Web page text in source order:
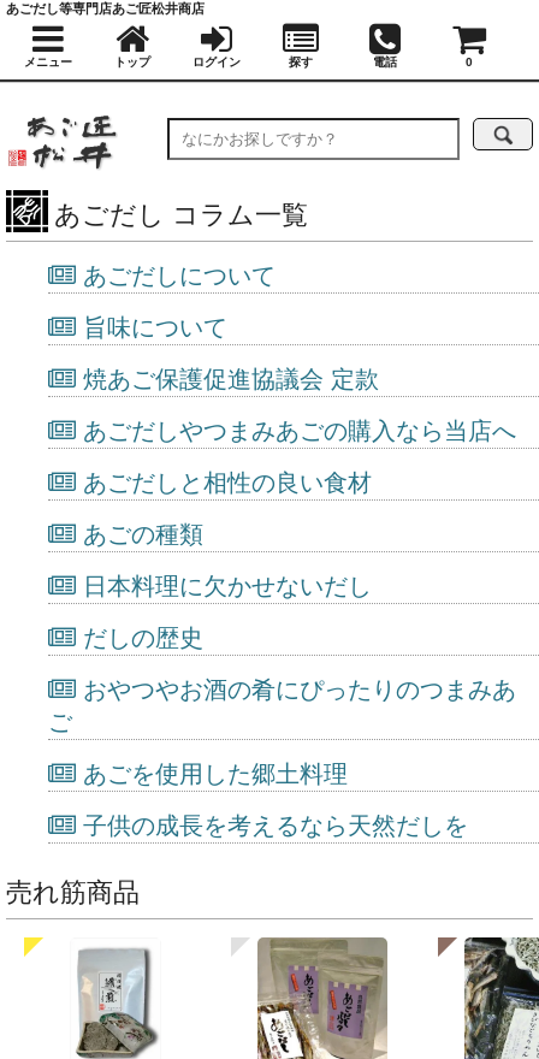
あごだし コラム一覧
あごだしについて
旨味について
焼あご保護促進協議会 定款
あごだしやつまみあごの購入なら当店へ
あごだしと相性の良い食材
あごの種類
日本料理に欠かせないだし
だしの歴史
おやつやお酒の肴にぴったりのつまみあ
ご
あごを使用した郷土料理
子供の成長を考えるなら天然だしを
売れ筋商品
あごだし等専門店あご匠松井商店
メニュー トップ ログイン 探す 電話 0